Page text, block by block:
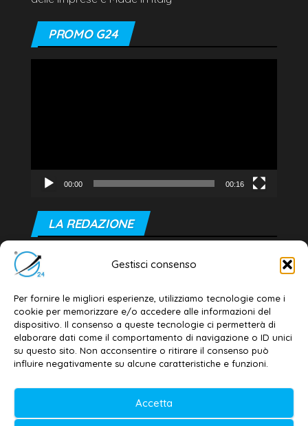
Gestisci consenso
Per fornire le migliori esperienze, utilizziamo tecnologie come i
cookie per memorizzare e/o accedere alle informazioni del
dispositivo. Il consenso a queste tecnologie ci permetterà di
elaborare dati come il comportamento di navigazione o ID unici
su questo sito. Non acconsentire o ritirare il consenso può
influire negativamente su alcune caratteristiche e funzioni.
Accetta
PROMO G24
00:00 00:16
LA REDAZIONE
Editore e direttore responsabile:
Dott. Daniele G. Masciullo
Email: redazione@galatina24.it
Contatti –Disclaimer
Privacy policy –Cookie policy
Testata iscritta al n. 11/2020 Registro della